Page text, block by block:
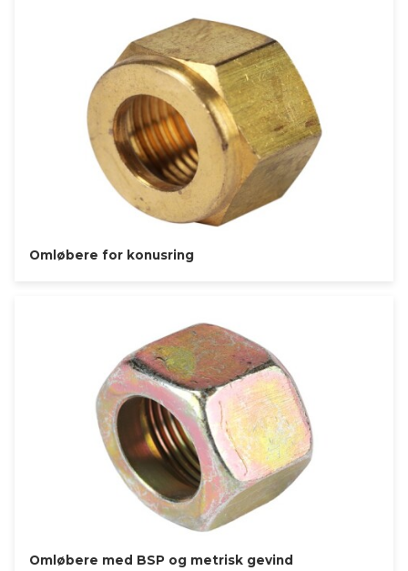
Omløbere for konusring
Omløbere med BSP og metrisk gevind